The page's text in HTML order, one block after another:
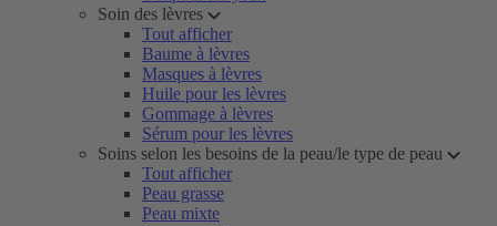
Soin des lèvres
Tout afficher
Baume à lèvres
Masques à lèvres
Huile pour les lèvres
Gommage à lèvres
Sérum pour les lèvres
Soins selon les besoins de la peau/le type de peau
Tout afficher
Peau grasse
Peau mixte